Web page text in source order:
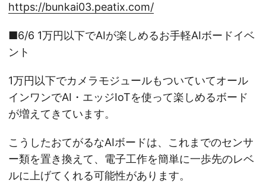
https://bunkai03.peatix.com/
■6/6 1万円以下でAIが楽しめるお手軽AIボードイベ
ント
1万円以下でカメラモジュールもついていてオール
インワンでAI・エッジIoTを使って楽しめるボード
が増えてきています。
こうしたおてがるなAIボードは、これまでのセンサ
ー類を置き換えて、電子工作を簡単に一歩先のレベ
ルに上げてくれる可能性があります。